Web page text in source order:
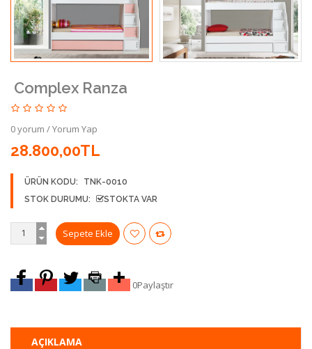
Complex Ranza
0 yorum /Yorum Yap
28.800,00TL
ÜRÜN KODU:
TNK-0010
STOK DURUMU:
STOKTA VAR
0Paylaştır
AÇIKLAMA